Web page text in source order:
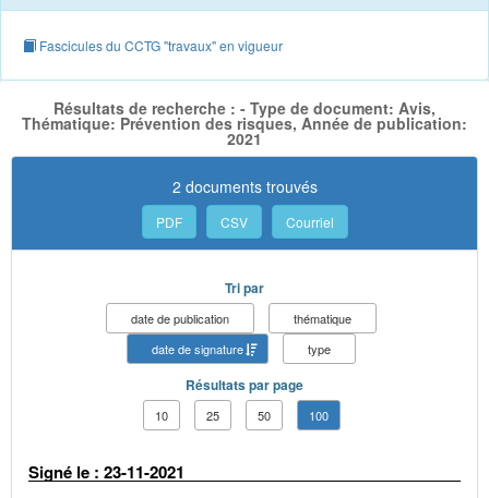
Fascicules du CCTG "travaux" en vigueur
Résultats de recherche : - Type de document: Avis,
Thématique: Prévention des risques, Année de publication:
2021
2 documents trouvés
PDF CSV Courriel
Tri par
date de publication
thématique
date de signature
type
Résultats par page
10 25 50 100
Signé le : 23-11-2021